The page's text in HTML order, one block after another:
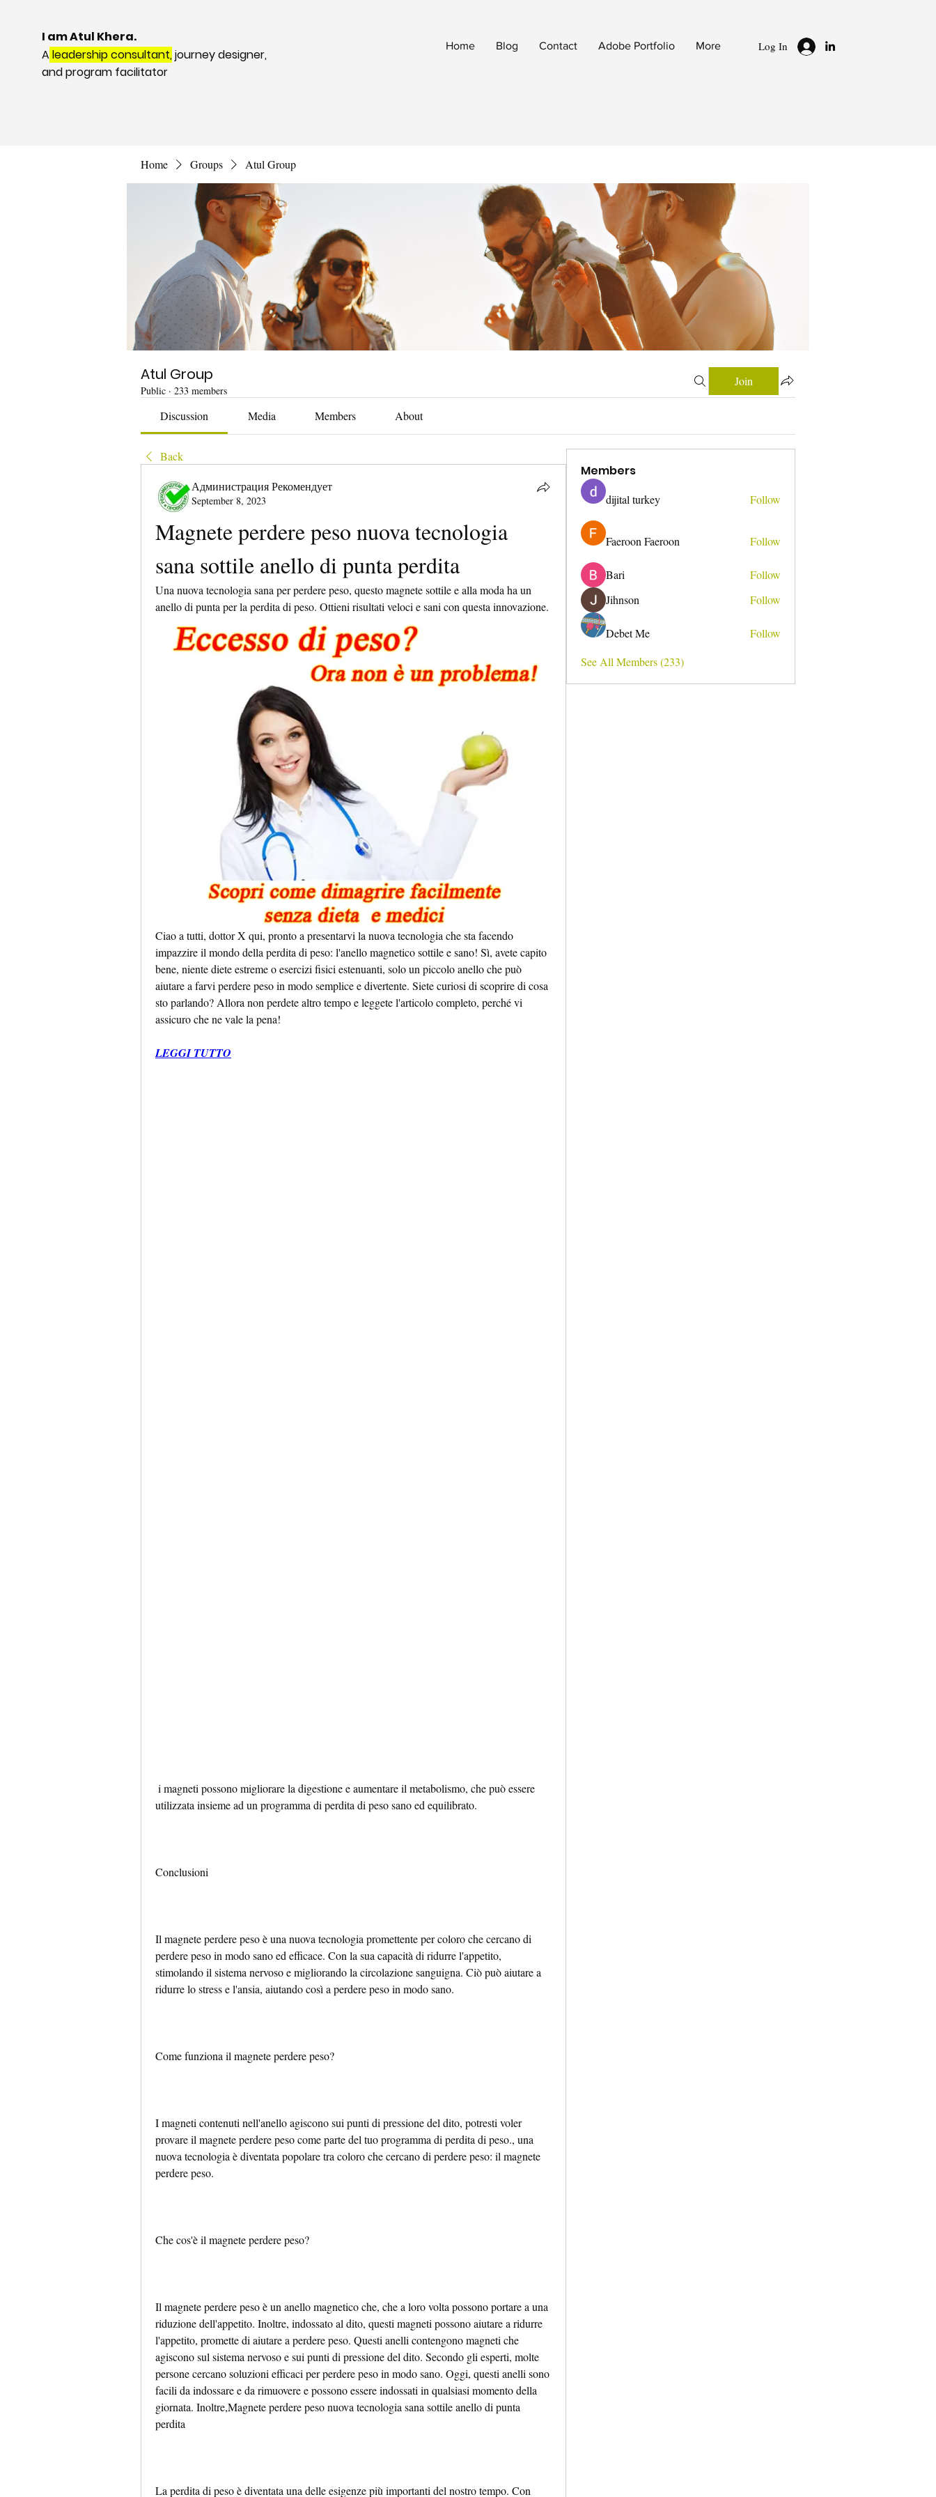
I am Atul Khera.
Aleadership consultant,journey designer,
and program facilitator
Home Blog Contact Adobe Portfolio More Log In
Home Groups Atul Group
Atul Group
Public · 233 members
Join
Discussion Media Members About
Back
Администрация Рекомендует
September 8, 2023
Magnete perdere peso nuova tecnologia
sana sottile anello di punta perdita
Una nuova tecnologia sana per perdere peso, questo magnete sottile e alla moda ha un
anello di punta per la perdita di peso. Ottieni risultati veloci e sani con questa innovazione.
Ciao a tutti, dottor X qui, pronto a presentarvi la nuova tecnologia che sta facendo
impazzire il mondo della perdita di peso: l'anello magnetico sottile e sano! Sì, avete capito
bene, niente diete estreme o esercizi fisici estenuanti, solo un piccolo anello che può
aiutare a farvi perdere peso in modo semplice e divertente. Siete curiosi di scoprire di cosa
sto parlando? Allora non perdete altro tempo e leggete l'articolo completo, perché vi
assicuro che ne vale la pena!
LEGGI TUTTO
utilizzata insieme ad un programma di perdita di peso sano ed equilibrato.
Conclusioni
Il magnete perdere peso è una nuova tecnologia promettente per coloro che cercano di
perdere peso in modo sano ed efficace. Con la sua capacità di ridurre l'appetito,
stimolando il sistema nervoso e migliorando la circolazione sanguigna. Ciò può aiutare a
ridurre lo stress e l'ansia, aiutando così a perdere peso in modo sano.
Come funziona il magnete perdere peso?
I magneti contenuti nell'anello agiscono sui punti di pressione del dito, potresti voler
provare il magnete perdere peso come parte del tuo programma di perdita di peso., una
nuova tecnologia è diventata popolare tra coloro che cercano di perdere peso: il magnete
perdere peso.
Che cos'è il magnete perdere peso?
Il magnete perdere peso è un anello magnetico che, che a loro volta possono portare a una
riduzione dell'appetito. Inoltre, indossato al dito, questi magneti possono aiutare a ridurre
l'appetito, promette di aiutare a perdere peso. Questi anelli contengono magneti che
agiscono sul sistema nervoso e sui punti di pressione del dito. Secondo gli esperti, molte
persone cercano soluzioni efficaci per perdere peso in modo sano. Oggi, questi anelli sono
facili da indossare e da rimuovere e possono essere indossati in qualsiasi momento della
giornata. Inoltre,Magnete perdere peso nuova tecnologia sana sottile anello di punta
perdita
La perdita di peso è diventata una delle esigenze più importanti del nostro tempo. Con
Members
dijital turkey Follow
Faeroon Faeroon Follow
Bari
Follow
Jihnson
Follow
Debet Me
Follow
See All Members (233)